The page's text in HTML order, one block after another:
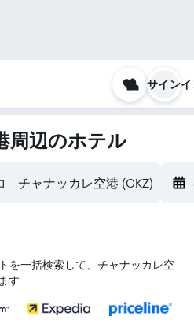
サイン
周辺のホテル
- チャナッカレ空港 (CKZ)
を一括検索して、チャナッカレ空
す